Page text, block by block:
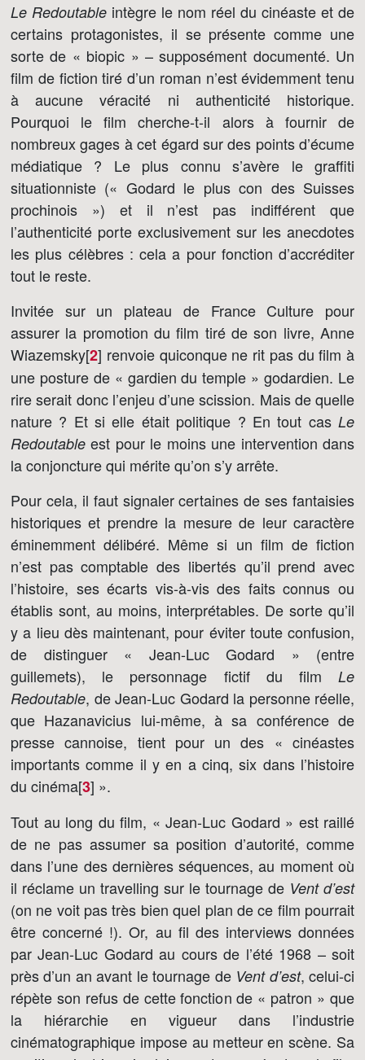
Le Redoutable intègre le nom réel du cinéaste et de
certains protagonistes, il se présente comme une
sorte de « biopic » – supposément documenté. Un
film de fiction tiré d’un roman n’est évidemment tenu
à aucune véracité ni authenticité historique.
Pourquoi le film cherche-t-il alors à fournir de
nombreux gages à cet égard sur des points d’écume
médiatique ? Le plus connu s’avère le graffiti
situationniste (« Godard le plus con des Suisses
prochinois ») et il n’est pas indifférent que
l’authenticité porte exclusivement sur les anecdotes
les plus célèbres : cela a pour fonction d’accréditer
tout le reste.
Invitée sur un plateau de France Culture pour
assurer la promotion du film tiré de son livre, Anne
Wiazemsky[2] renvoie quiconque ne rit pas du film à
une posture de « gardien du temple » godardien. Le
rire serait donc l’enjeu d’une scission. Mais de quelle
nature ? Et si elle était politique ? En tout cas Le
Redoutable est pour le moins une intervention dans
la conjoncture qui mérite qu’on s’y arrête.
Pour cela, il faut signaler certaines de ses fantaisies
historiques et prendre la mesure de leur caractère
éminemment délibéré. Même si un film de fiction
n’est pas comptable des libertés qu’il prend avec
l’histoire, ses écarts vis-à-vis des faits connus ou
établis sont, au moins, interprétables. De sorte qu’il
y a lieu dès maintenant, pour éviter toute confusion,
de distinguer « Jean-Luc Godard » (entre
guillemets), le personnage fictif du film Le
Redoutable, de Jean-Luc Godard la personne réelle,
que Hazanavicius lui-même, à sa conférence de
presse cannoise, tient pour un des « cinéastes
importants comme il y en a cinq, six dans l’histoire
du cinéma[3] ».
Tout au long du film, « Jean-Luc Godard » est raillé
de ne pas assumer sa position d’autorité, comme
dans l’une des dernières séquences, au moment où
il réclame un travelling sur le tournage de Vent d’est
(on ne voit pas très bien quel plan de ce film pourrait
être concerné !). Or, au fil des interviews données
par Jean-Luc Godard au cours de l’été 1968 – soit
près d’un an avant le tournage de Vent d’est, celui-ci
répète son refus de cette fonction de « patron » que
la hiérarchie en vigueur dans l’industrie
cinématographique impose au metteur en scène. Sa